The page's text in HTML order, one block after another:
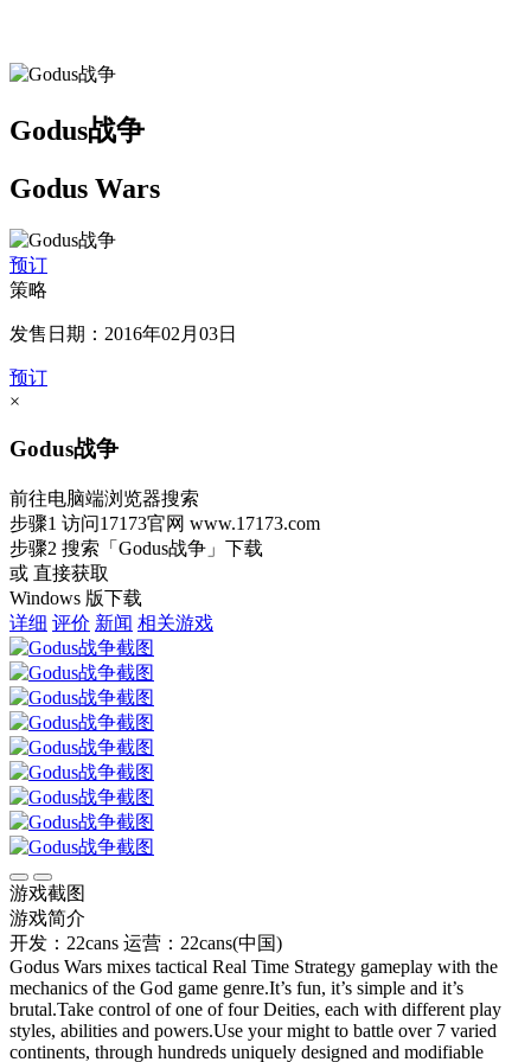
Godus战争
Godus Wars
预订
策略
发售日期：2016年02月03日
预订
×
Godus战争
前往电脑端浏览器搜索
步骤1 访问17173官网 www.17173.com
步骤2 搜索 「Godus战争」 下载
或 直接获取
Windows 版下载
详细 评价 新闻 相关游戏
游戏截图
游戏简介
开发：22cans 运营：22cans(中国)
Godus Wars mixes tactical Real Time Strategy gameplay with the
mechanics of the God game genre.It’s fun, it’s simple and it’s
brutal.Take control of one of four Deities, each with different play
styles, abilities and powers.Use your might to battle over 7 varied
continents, through hundreds uniquely designed and modifiable